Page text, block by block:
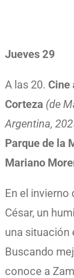
Jueves 29
A las 20. Cine
Corteza (de
Argentina,
Parque de la
Mariano
En el invierno
César, un
una situación
Buscando
conoce a